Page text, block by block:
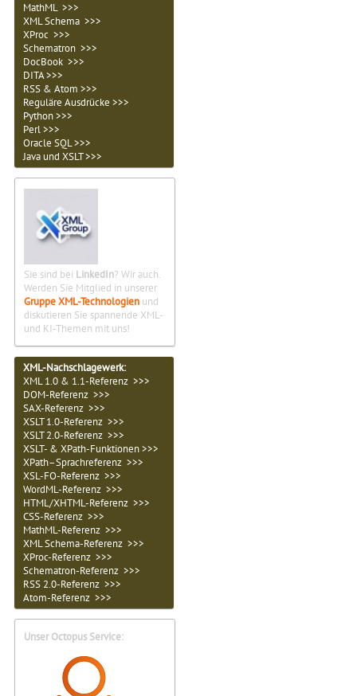
MathML >>>
XML Schema >>>
XProc >>>
Schematron >>>
DocBook >>>
DITA >>>
RSS & Atom >>>
Reguläre Ausdrücke >>>
Python >>>
Perl >>>
Oracle SQL >>>
Java und XSLT >>>
Sie sind bei LinkedIn? Wir auch.
Werden Sie Mitglied in unserer
Gruppe XML-Technologien und
diskutieren Sie spannende XML-
und KI-Themen mit uns!
XML-Nachschlagewerk:
XML 1.0 & 1.1-Referenz >>>
DOM-Referenz >>>
SAX-Referenz >>>
XSLT 1.0-Referenz >>>
XSLT 2.0-Referenz >>>
XSLT- & XPath-Funktionen >>>
XPath–Sprachreferenz >>>
XSL-FO-Referenz >>>
WordML-Referenz >>>
HTML/XHTML-Referenz >>>
CSS-Referenz >>>
MathML-Referenz >>>
XML Schema-Referenz >>>
XProc-Referenz >>>
Schematron-Referenz >>>
RSS 2.0-Referenz >>>
Atom-Referenz >>>
Unser Octopus Service: